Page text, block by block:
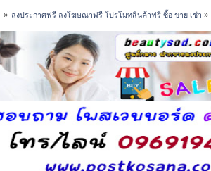
» ลงประกาศฟรี ลงโฆษณาฟรี โปรโมทสินค้าฟรี ซื้อ ขาย เช่า »